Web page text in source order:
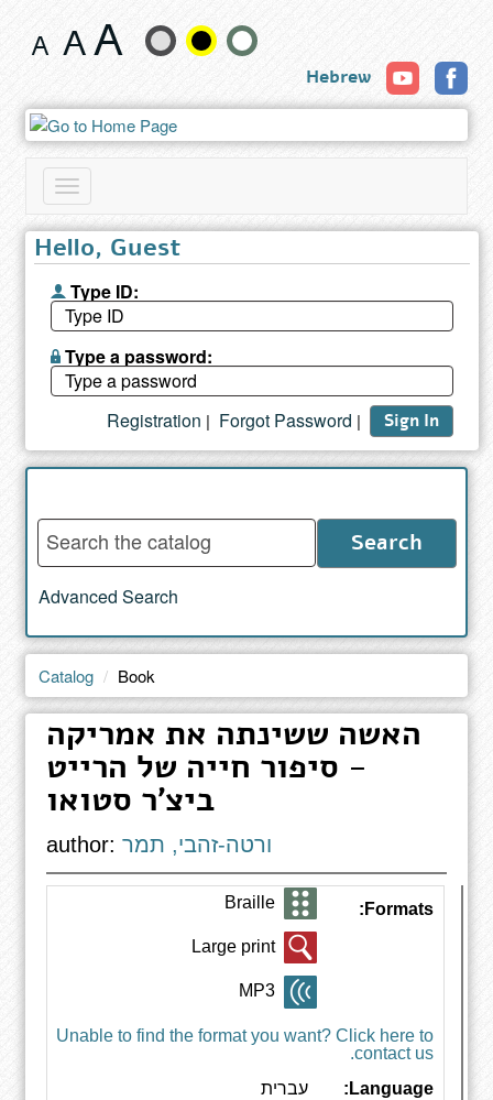
Change
size
and
color
Hebrew
Toggle
navigation
Hello, Guest
Type ID:
Type a password:
Sign In
|
Forgot Password
|
Registration
Enter
words
to
search
catalog
Search
Advanced Search
Catalog Book
האשה ששינתה את אמריקה
- סיפור חייה של הרייט
ביצ'ר סטואו
author:ורטה-זהבי, תמר
Formats:
Large print
Unable to find the format you want? Click here to
contact us.
Language:
עברית